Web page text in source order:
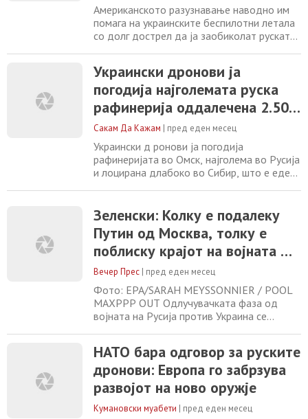
рафинерии
Американското разузнавање наводно им
помага на украинските беспилотни летала
со долг дострел да ја заобиколат руската
придонесе за рекорден бран напади врз
рафинерии за нафта, поради што Кремљ
се обидува да го потисне известувањето
на домашните медиуми, пишува „Фајненшл
тајмс“, повикувајќи
Украински дронови ја
погодија најголемата руска
рафинерија оддалечена 2.500
километри
Сакам Да Кажам | пред еден месец
Украински д ронови ја погодија
рафинеријата во Омск, најголема во Русија
и лоцирана длабоко во Сибир, што е еден
власти го потврдија нападот.
Генералштабот на украинската војска
соопшти дека нападот предизвикал пожар
во рафинеријата на „Газпром“, која се наоѓа
Зеленски: Колку е подалеку
Путин од Москва, толку е
поблиску крајот на војната –
нападите со беспилотни
летала се одлучувачки
Вечер Прес | пред еден месец
Фото: EPA/SARAH MEYSSONNIER / POOL
MAXPPP OUT Одлучувачката фаза од
војната на Русија против Украина се
конечниот исход на конфликтот, изјави
украинскиот претседател Володимир
Зеленски во интервју за лондонски
„Фајненшл тајмс“. Зборувајќи во својата
канцеларија во Киев, само
НАТО бара одговор за руските
дронови: Европа го забрзува
развојот на ново оружје
Кумановски муабети | пред еден месец